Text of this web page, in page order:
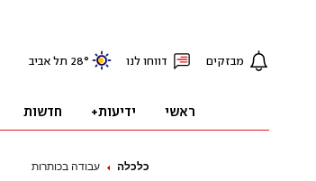
כלכלה עבודה בכותרות